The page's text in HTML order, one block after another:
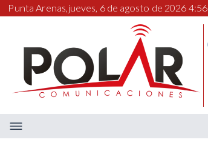
Punta Arenas,jueves, 6 de agosto de 2026 4:56